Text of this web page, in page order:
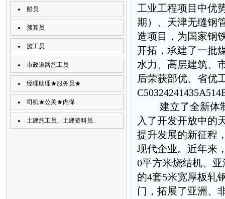
船员
预算员
施工员
市政道路施工员
经理助理★服务员★
司机★公关★内保
土建施工员、土建资料员、
工业工程项目中优
期）、天津无缝钢
造项目，为国家钢
开拓，承建了一批
水力、高层建筑、
后荣获部优、省优
建立了全新体制
入了开发开放中的
提升发展的新征程
现代企业。近年来
0平方米烧结机、
的4套5米宽厚板轧
门，拓展了亚洲、